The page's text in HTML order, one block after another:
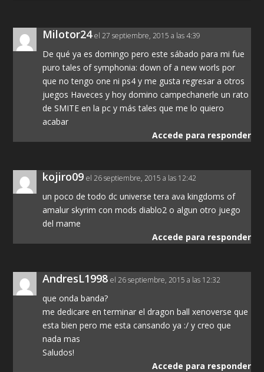
Milotor24 el 27 septiembre, 2015 a las 4:39
De qué ya es domingo pero este sábado para mi fue
puro tales of symphonia: down of a new worls por
que no tengo one ni ps4 y me gusta regresar a otros
juegos Haveces y hoy domino campechanerle un rato
de SMITE en la pc y más tales que me lo quiero
acabar
Accede para responder
kojiro09 el 26 septiembre, 2015 a las 12:42
un poco de todo dc universe tera ava kingdoms of
amalur skyrim con mods diablo2 o algun otro juego
del mame
Accede para responder
AndresL1998 el 26 septiembre, 2015 a las 12:32
que onda banda?
me dedicare en terminar el dragon ball xenoverse que
esta bien pero me esta cansando ya :/ y creo que
nada mas
Saludos!
Accede para responder